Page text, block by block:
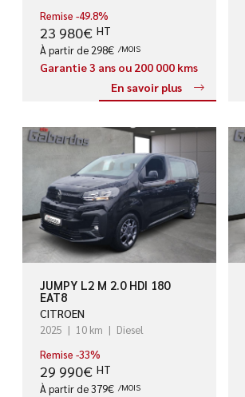
Remise -49.8%
23 980€ HT
À partir de 298€ /MOIS
Garantie 3 ans ou 200 000 kms
En savoir plus
JUMPY L2 M 2.0 HDI 180
EAT8
CITROEN
2025 10 km
Diesel
Remise -33%
29 990€ HT
À partir de 379€ /MOIS